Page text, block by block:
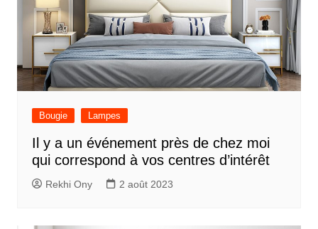
Bougie Lampes
Il y a un événement près de chez moi
qui correspond à vos centres d’intérêt
Rekhi Ony 2 août 2023